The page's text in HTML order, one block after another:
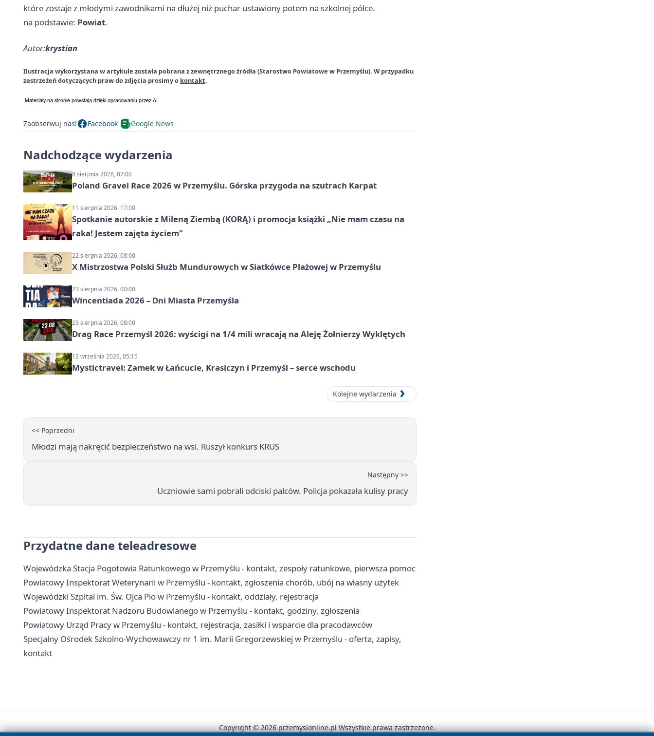
które zostaje z młodymi zawodnikami na dłużej niż puchar ustawiony potem na szkolnej półce.
na podstawie: Powiat.
Autor:krystian
Ilustracja wykorzystana w artykule została pobrana z zewnętrznego źródła (Starostwo Powiatowe w Przemyślu). W przypadku
zastrzeżeń dotyczących praw do zdjęcia prosimy o kontakt.
Zaobserwuj nas! Facebook Google News
Nadchodzące wydarzenia
8 sierpnia 2026, 07:00
Poland Gravel Race 2026 w Przemyślu. Górska przygoda na szutrach Karpat
11 sierpnia 2026, 17:00
Spotkanie autorskie z Mileną Ziembą (KORĄ) i promocja książki „Nie mam czasu na
raka! Jestem zajęta życiem”
22 sierpnia 2026, 08:00
X Mistrzostwa Polski Służb Mundurowych w Siatkówce Plażowej w Przemyślu
23 sierpnia 2026, 00:00
Wincentiada 2026 – Dni Miasta Przemyśla
23 sierpnia 2026, 08:00
Drag Race Przemyśl 2026: wyścigi na 1/4 mili wracają na Aleję Żołnierzy Wyklętych
12 września 2026, 05:15
Mystictravel: Zamek w Łańcucie, Krasiczyn i Przemyśl – serce wschodu
Kolejne wydarzenia
<< Poprzedni
Młodzi mają nakręcić bezpieczeństwo na wsi. Ruszył konkurs KRUS
Następny >>
Uczniowie sami pobrali odciski palców. Policja pokazała kulisy pracy
Przydatne dane teleadresowe
Wojewódzka Stacja Pogotowia Ratunkowego w Przemyślu - kontakt, zespoły ratunkowe, pierwsza pomoc
Powiatowy Inspektorat Weterynarii w Przemyślu - kontakt, zgłoszenia chorób, ubój na własny użytek
Wojewódzki Szpital im. Św. Ojca Pio w Przemyślu - kontakt, oddziały, rejestracja
Powiatowy Inspektorat Nadzoru Budowlanego w Przemyślu - kontakt, godziny, zgłoszenia
Powiatowy Urząd Pracy w Przemyślu - kontakt, rejestracja, zasiłki i wsparcie dla pracodawców
Specjalny Ośrodek Szkolno-Wychowawczy nr 1 im. Marii Gregorzewskiej w Przemyślu - oferta, zapisy,
kontakt
Copyright © 2026 przemyslonline.pl Wszystkie prawa zastrzeżone.